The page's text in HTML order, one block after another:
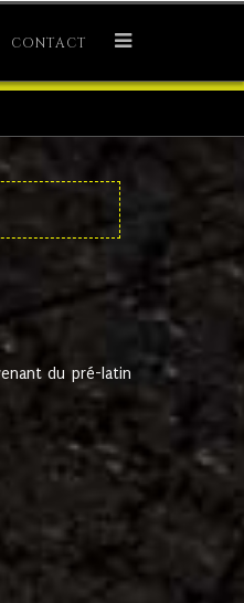
CONTACT
du pré-latin